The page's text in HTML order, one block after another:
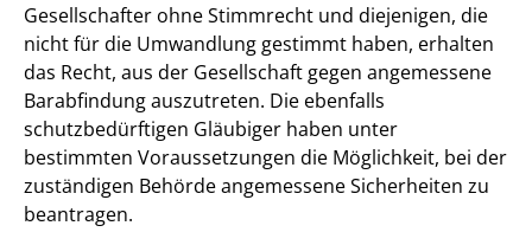
Gesellschafter ohne Stimmrecht und diejenigen, die
nicht für die Umwandlung gestimmt haben, erhalten
das Recht, aus der Gesellschaft gegen angemessene
Barabfindung auszutreten. Die ebenfalls
schutzbedürftigen Gläubiger haben unter
bestimmten Voraussetzungen die Möglichkeit, bei der
zuständigen Behörde angemessene Sicherheiten zu
beantragen.